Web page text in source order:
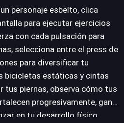
significativo. El repertorio de
abarcando desde clásicos
y flexiones, hasta el
como bicicletas
solo se manifiesta
físico del avatar, sino que
obtención de puntos de
ser estratégicamente
fundamentales como
personaje esbelto, clica
para ejecutar ejercicios
con cada pulsación para
selecciona entre el press de
para diversificar tu
bicicletas estáticas y cintas
tus piernas, observa cómo tus
progresivamente, gana
en tu desarrollo físico,